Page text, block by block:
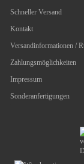
Schneller Versand
Kontakt
Versandinformationen /
Zahlungsmöglichkeiten
Impressum
Sonderanfertigungen